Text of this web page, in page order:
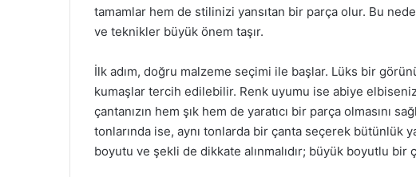
tamamlar hem de stilinizi yansıtan bir parça olur. Bu
ve teknikler büyük önem taşır.
İlk adım, doğru malzeme seçimi ile başlar. Lüks bir
kumaşlar tercih edilebilir. Renk uyumu ise abiye
çantanızın hem şık hem de yaratıcı bir parça olmasını
tonlarında ise, aynı tonlarda bir çanta seçerek bütünlük
boyutu ve şekli de dikkate alınmalıdır; büyük boyutlu